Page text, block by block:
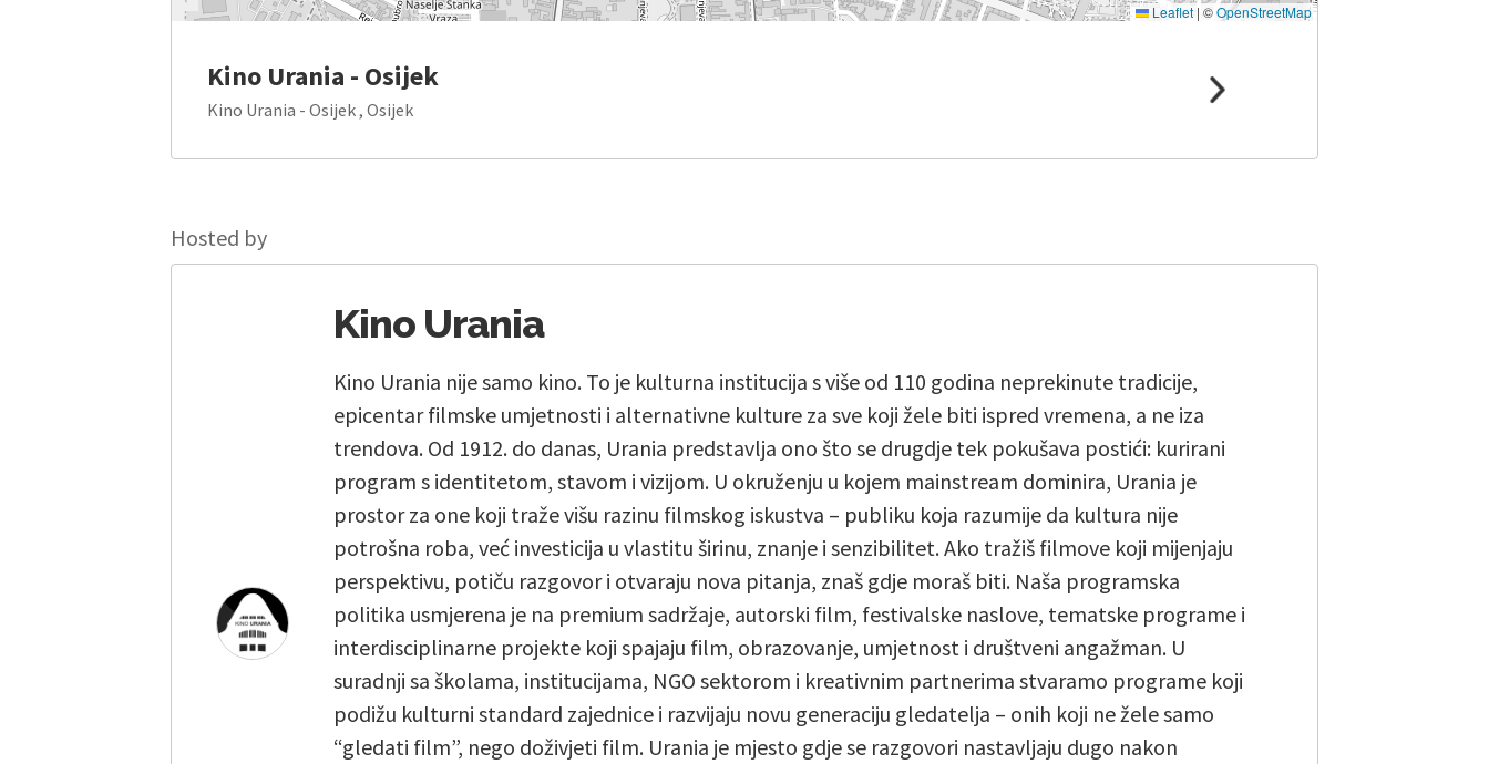
Leaflet | ©OpenStreetMap
Kino Urania - Osijek
Kino Urania - Osijek , Osijek
Hosted by
Kino Urania
Kino Urania nije samo kino. To je kulturna institucija s više od 110 godina neprekinute tradicije,
epicentar filmske umjetnosti i alternativne kulture za sve koji žele biti ispred vremena, a ne iza
trendova. Od 1912. do danas, Urania predstavlja ono što se drugdje tek pokušava postići: kurirani
program s identitetom, stavom i vizijom. U okruženju u kojem mainstream dominira, Urania je
prostor za one koji traže višu razinu filmskog iskustva – publiku koja razumije da kultura nije
potrošna roba, već investicija u vlastitu širinu, znanje i senzibilitet. Ako tražiš filmove koji mijenjaju
perspektivu, potiču razgovor i otvaraju nova pitanja, znaš gdje moraš biti. Naša programska
politika usmjerena je na premium sadržaje, autorski film, festivalske naslove, tematske programe i
interdisciplinarne projekte koji spajaju film, obrazovanje, umjetnost i društveni angažman. U
suradnji sa školama, institucijama, NGO sektorom i kreativnim partnerima stvaramo programe koji
podižu kulturni standard zajednice i razvijaju novu generaciju gledatelja – onih koji ne žele samo
“gledati film”, nego doživjeti film. Urania je mjesto gdje se razgovori nastavljaju dugo nakon